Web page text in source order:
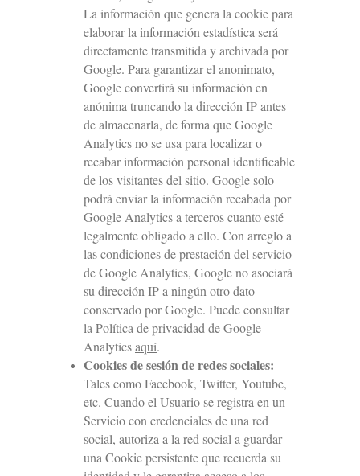
La información que genera la cookie para
elaborar la información estadística será
directamente transmitida y archivada por
Google. Para garantizar el anonimato,
Google convertirá su información en
anónima truncando la dirección IP antes
de almacenarla, de forma que Google
Analytics no se usa para localizar o
recabar información personal identificable
de los visitantes del sitio. Google solo
podrá enviar la información recabada por
Google Analytics a terceros cuanto esté
legalmente obligado a ello. Con arreglo a
las condiciones de prestación del servicio
de Google Analytics, Google no asociará
su dirección IP a ningún otro dato
conservado por Google. Puede consultar
la Política de privacidad de Google
Analyticsaquí.
Cookies de sesión de redes sociales:
Tales como Facebook, Twitter, Youtube,
etc. Cuando el Usuario se registra en un
Servicio con credenciales de una red
social, autoriza a la red social a guardar
una Cookie persistente que recuerda su